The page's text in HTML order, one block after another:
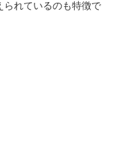
られているのも特徴で